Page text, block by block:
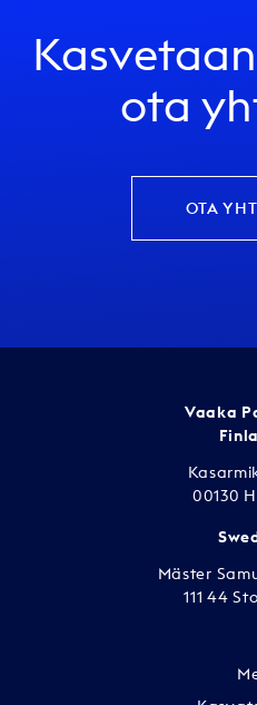
ota
OTA
Vaaka
00130
Mäster
111 44